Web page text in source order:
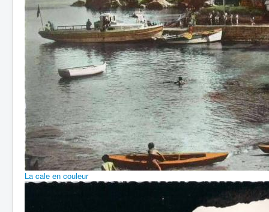
La cale en couleur